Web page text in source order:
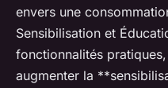
envers une
Sensibilisation et
fonctionnalités
augmenter la